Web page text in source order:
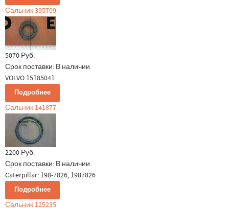
Сальник 395709
5070 Руб.
Срок поставки: В наличии
VOLVO 15185041
Подробнее
Сальник 141877
2200 Руб.
Срок поставки: В наличии
Caterpillar: 198-7826, 1987826
Подробнее
Сальник 125235